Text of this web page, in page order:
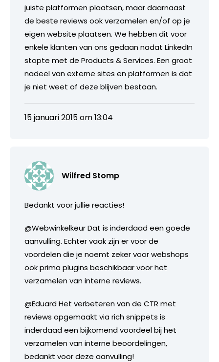
juiste platformen plaatsen, maar daarnaast
de beste reviews ook verzamelen en/of op je
eigen website plaatsen. We hebben dit voor
enkele klanten van ons gedaan nadat LinkedIn
stopte met de Products & Services. Een groot
nadeel van externe sites en platformen is dat
je niet weet of deze blijven bestaan.
15 januari 2015 om 13:04
Wilfred Stomp
Bedankt voor jullie reacties!
@Webwinkelkeur Dat is inderdaad een goede
aanvulling. Echter vaak zijn er voor de
voordelen die je noemt zeker voor webshops
ook prima plugins beschikbaar voor het
verzamelen van interne reviews.
@Eduard Het verbeteren van de CTR met
reviews opgemaakt via rich snippets is
inderdaad een bijkomend voordeel bij het
verzamelen van interne beoordelingen,
bedankt voor deze aanvulling!